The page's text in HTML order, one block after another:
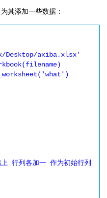
其添加一些数据：
Desktop/axiba.xlsx'
行列各加一 作为初始行列